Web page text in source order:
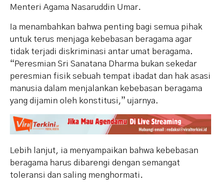
Menteri Agama Nasaruddin Umar.
Ia menambahkan bahwa penting bagi semua pihak
untuk terus menjaga kebebasan beragama agar
tidak terjadi diskriminasi antar umat beragama.
“Peresmian Sri Sanatana Dharma bukan sekedar
peresmian fisik sebuah tempat ibadat dan hak asasi
manusia dalam menjalankan kebebasan beragama
yang dijamin oleh konstitusi,” ujarnya.
Lebih lanjut, ia menyampaikan bahwa kebebasan
beragama harus dibarengi dengan semangat
toleransi dan saling menghormati.